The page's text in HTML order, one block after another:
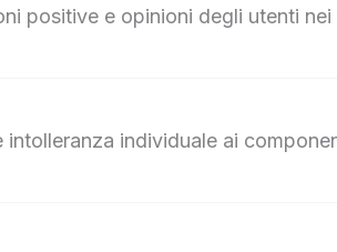
positive e opinioni degli utenti nei
intolleranza individuale ai